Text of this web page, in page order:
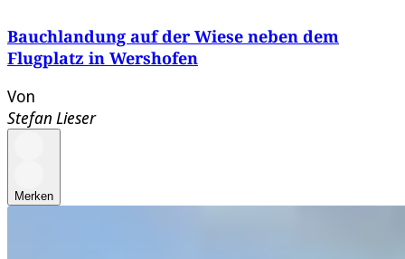
Bauchlandung auf der Wiese neben dem
Flugplatz in Wershofen
Von
Stefan Lieser
Merken